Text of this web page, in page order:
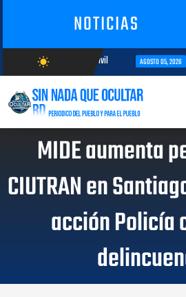
NOTICIAS
wb_sunny
AGOSTO/9/2026
para la aviación civil AGOSTO 05, 2026
MIDE aumenta
CIUTRAN en
acción Policía